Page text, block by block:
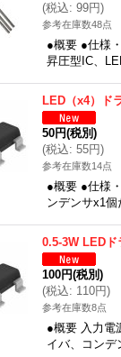
(税込: 99円)
参考在庫数48点
●概要 ●仕様
昇圧型IC、
LED（x4）ド
50円(税別)
(税込: 55円)
参考在庫数14点
●概要 ●仕様
ンデンサx1
0.5-3W LEDド
100円(税別)
(税込: 110円)
参考在庫数8点
●概要 入力電
イバ、コン